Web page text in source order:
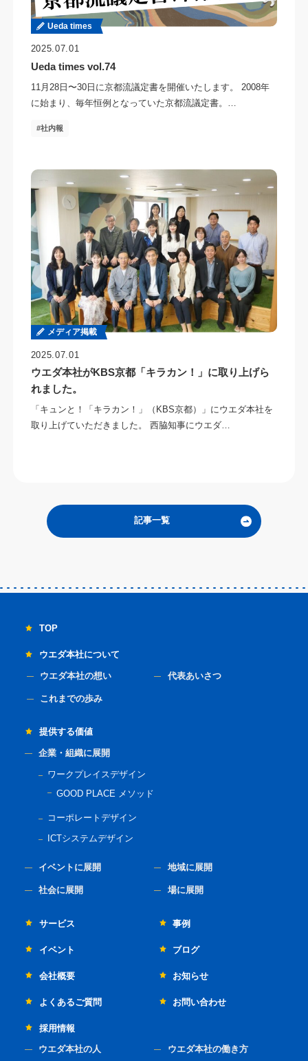
Ueda times
2025.07.01
Ueda times vol.74
11月28日〜30日に京都流議定書を開催いたします。 2008年
に始まり、毎年恒例となっていた京都流議定書。…
社内報
メディア掲載
2025.07.01
ウエダ本社がKBS京都「キラカン！」に取り上げら
れました。
「キュンと！「キラカン！」（KBS京都）」にウエダ本社を
取り上げていただきました。 西脇知事にウエダ…
記事一覧
TOP
ウエダ本社について
ウエダ本社の想い 代表あいさつ
これまでの歩み
提供する価値
企業・組織に展開
ワークプレイスデザイン
GOOD PLACE メソッド
コーポレートデザイン
ICTシステムデザイン
イベントに展開 地域に展開
社会に展開 場に展開
サービス 事例
イベント ブログ
会社概要 お知らせ
よくあるご質問 お問い合わせ
採用情報
ウエダ本社の人 ウエダ本社の働き方